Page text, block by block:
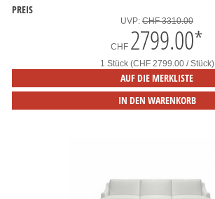
PREIS
UVP: CHF 3310.00
CHF 2799.00*
1 Stück (CHF 2799.00 / Stück)
AUF DIE MERKLISTE
IN DEN WARENKORB